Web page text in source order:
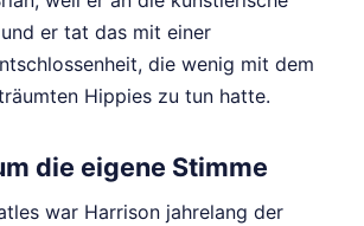
er tat das mit einer
die wenig mit dem
Hippies zu tun hatte.
die eigene Stimme
war Harrison jahrelang der